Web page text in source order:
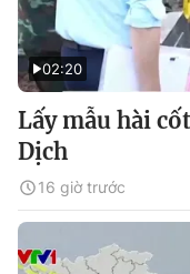
02:20
Lấy mẫu hài
Dịch
16 giờ trước